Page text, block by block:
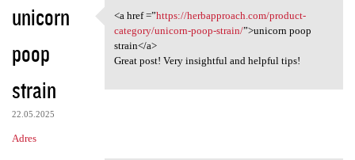
unicorn
poop
strain
22.05.2025
Adres
<a href =”https:/
<a href =”https://herbapproach.com/product-
category/unicorn-poop-strain/”>unicorn poop
strain</a>
Great post! Very insightful and helpful tips!